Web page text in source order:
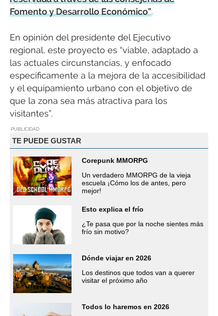
Fomento y Desarrollo Económico”.
En opinión del presidente del Ejecutivo
regional, este proyecto es “viable, adaptado a
las actuales circunstancias, y enfocado
específicamente a la mejora de la accesibilidad
y el equipamiento urbano con el objetivo de
que la zona sea más atractiva para los
visitantes”.
PUBLICIDAD
TE PUEDE GUSTAR
Corepunk MMORPG
Un verdadero MMORPG de la vieja
escuela ¡Cómo los de antes, pero
mejor!
Esto explica el frío
¿Te pasa que por la noche sientes más
frío sin motivo?
Dónde viajar en 2026
Los destinos que todos van a querer
visitar el próximo año
Todos lo haremos en 2026